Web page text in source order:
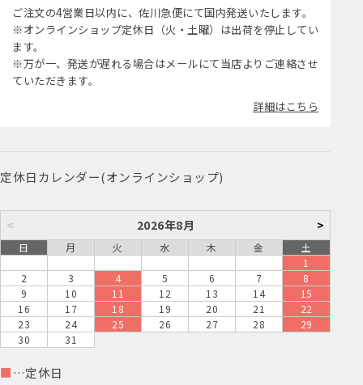
ご注文の4営業日以内に、佐川急便にて国内発送いたします。
※オンラインショップ定休日（火・土曜）は出荷を停止してい
ます。
※万が一、発送が遅れる場合はメールにて当店よりご連絡させ
ていただきます。
詳細はこちら
定休日カレンダー(オンラインショップ)
< 2026年8月 >
日 月 火 水 木 金
土
1
2
3 4 5 6 7
8
9
10 11 12 13 14
15
16
17 18 19 20 21
22
23
24 25 26 27 28
29
30
31
■ …定休日